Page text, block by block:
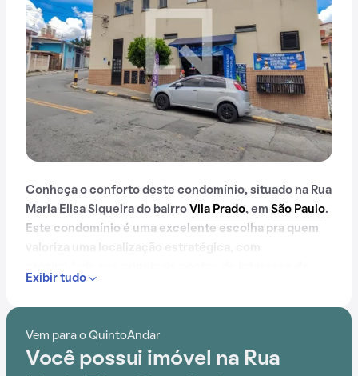
Conheça o conforto deste condomínio, situado na Rua
Maria Elisa Siqueira do bairro Vila Prado, em São Paulo.
Este condomínio é uma excelente escolha pra quem
Soares, EMEI Vicente Paulo da Silva, Escola Estadual
Creche Pública Lygia Fagundes Telles.
Exibir tudo
Vem para o QuintoAndar
Você possui imóvel na Rua